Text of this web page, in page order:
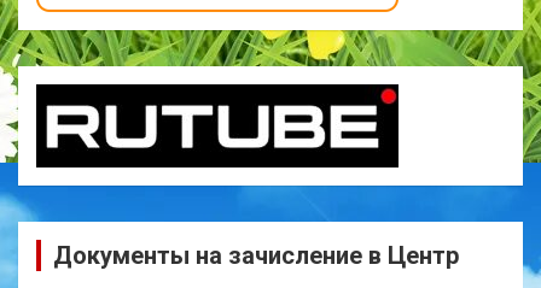
Документы на зачисление в Центр